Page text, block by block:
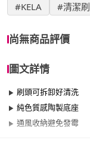
#KELA #清潔刷
尚無商品評價
圖文詳情
刷頭可拆卸好清洗
純色質感陶製底座
通風收納避免發霉